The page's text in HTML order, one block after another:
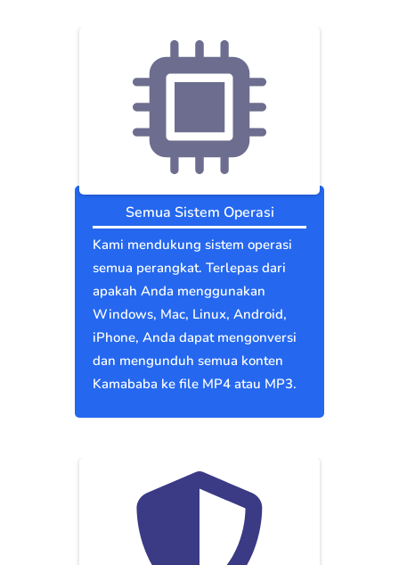
Semua Sistem Operasi
Kami mendukung sistem operasi
semua perangkat. Terlepas dari
apakah Anda menggunakan
Windows, Mac, Linux, Android,
iPhone, Anda dapat mengonversi
dan mengunduh semua konten
Kamababa ke file MP4 atau MP3.